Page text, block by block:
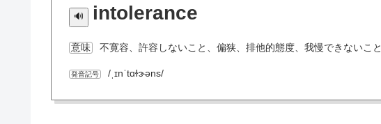
intolerance
意味 不寛容、許容しないこと、偏狭、排他的態度、我慢できないこと
発音記号 /ˌɪnˈtɑɫɝəns/